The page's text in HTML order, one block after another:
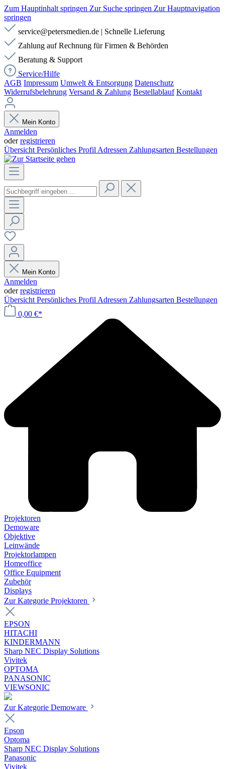
Zum Hauptinhalt springen Zur Suche springen Zur Hauptnavigation
springen
service@petersmedien.de | Schnelle Lieferung
Zahlung auf Rechnung für Firmen & Behörden
Beratung & Support
Service/Hilfe
AGB Impressum Umwelt & Entsorgung Datenschutz
Widerrufsbelehrung Versand & Zahlung Bestellablauf Kontakt
Mein Konto
Anmelden
oderregistrieren
Übersicht Persönliches Profil Adressen Zahlungsarten Bestellungen
Mein Konto
Anmelden
oderregistrieren
Übersicht Persönliches Profil Adressen Zahlungsarten Bestellungen
0,00 €*
Projektoren
Demoware
Objektive
Leinwände
Projektorlampen
Homeoffice
Office Equipment
Zubehör
Displays
Zur Kategorie Projektoren
EPSON
HITACHI
KINDERMANN
Sharp NEC Display Solutions
Vivitek
OPTOMA
PANASONIC
VIEWSONIC
Zur Kategorie Demoware
Epson
Optoma
Sharp NEC Display Solutions
Panasonic
Vivitek